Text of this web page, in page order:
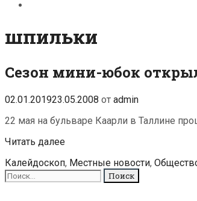
шпильки
Сезон мини-юбок
02.01.201923.05.2008 от admin
22 мая на бульваре Каарли в Таллине
Читать далееСезон
юбок
Рубрики
Калейдоскоп, Местные новости,
Поиск
для: